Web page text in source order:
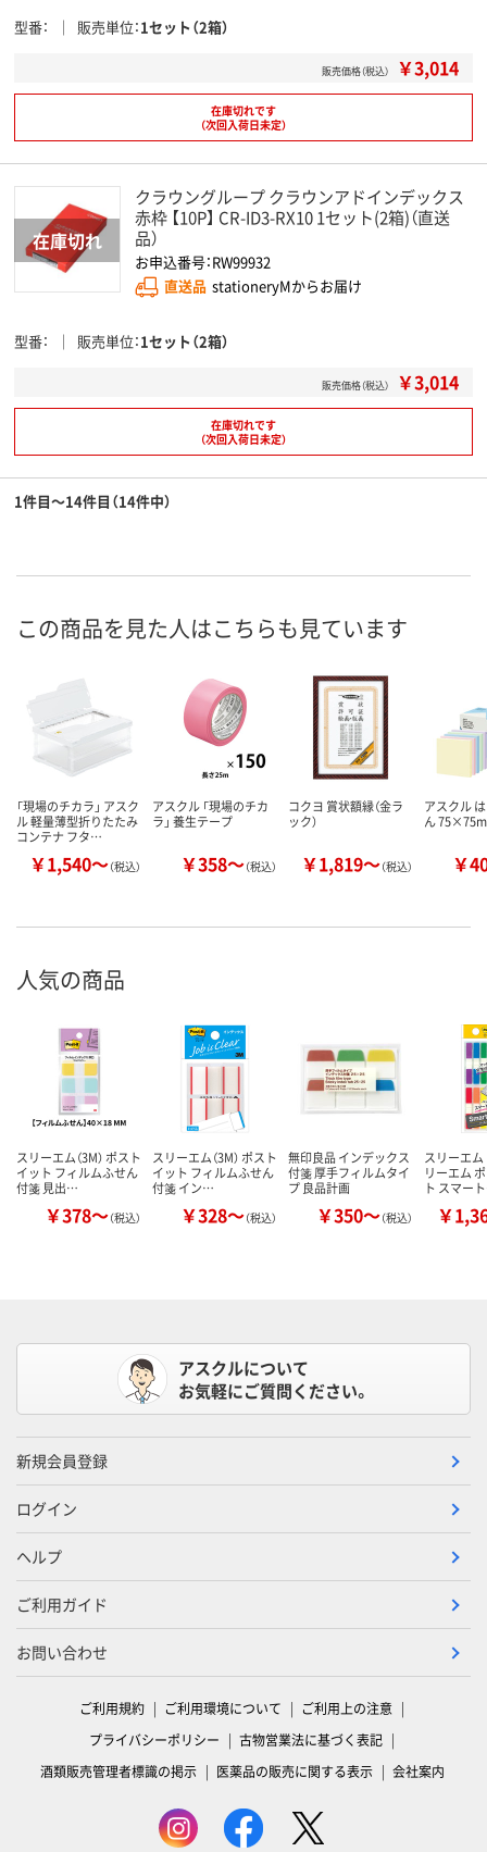
型番 販売単位 1セット（2箱）
販売価格（税込） ￥3,014
在庫切れです
（次回入荷日未定）
クラウングループ クラウンアドインデックス
赤枠 【10P】 CR-ID3-RX10 1セット(2箱)（直送
品）
お申込番号：RW99932
直送品 stationeryMからお届け
型番 販売単位 1セット（2箱）
販売価格（税込） ￥3,014
在庫切れです
（次回入荷日未定）
1件目～14件目（14件中）
この商品を見た人はこちらも見ています
「現場のチカラ」 アスク
ル 軽量薄型折りたたみ
コンテナ フタ…
￥1,540～（税込）
アスクル 「現場のチカ
ラ」 養生テープ
￥358～（税込）
コクヨ 賞状額縁（金ラ
ック）
￥1,819～（税込）
アスクル
ん
￥
人気の商品
スリーエム（3M） ポスト
イット フィルムふせん
付箋 見出…
￥378～（税込）
スリーエム（3M） ポスト
イット フィルムふせん
付箋 イン…
￥328～（税込）
無印良品 インデックス
付箋 厚手フィルムタイ
プ 良品計画
￥350～（税込）
スリーエ
リーエム
ト スマー
￥
アスクルについて
お気軽にご質問ください。
新規会員登録
ログイン
ヘルプ
ご利用ガイド
お問い合わせ
ご利用規約 ご利用環境について
ご利用上の注意
プライバシーポリシー
古物営業法に基づく表記
酒類販売管理者標識の掲示
医薬品の販売に関する表示 会社案内